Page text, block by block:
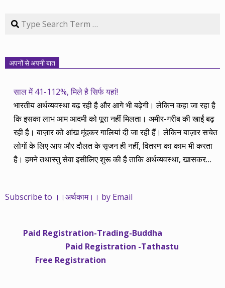
Search
अपनों से अपनी बात
साल में 41-112%, मिले है सिर्फ यहां!
भारतीय अर्थव्यवस्था बढ़ रही है और आगे भी बढ़ेगी। लेकिन कहा जा रहा है
कि इसका लाभ आम आदमी को पूरा नहीं मिलता। अमीर-गरीब की खाईं बढ़
रही है। बाज़ार को आंख मूंदकर गालियां दी जा रही हैं। लेकिन बाज़ार सचेत
लोगों के लिए आय और दौलत के सृजन ही नहीं, वितरण का काम भी करता
है। हमने तथास्तु सेवा इसीलिए शुरू की है ताकि अर्थव्यवस्था, खासकर
महंगाई की दर 10 प्रतिशत से ऊपर रहती है। वे भागकर जाते हैं सोने और
नहीं आती। खुद उनके कितने काम आएगी, यह भी पक्का नहीं। जो पिछले
साढ़े चार सालों से अर्थकाम से जुड़े हैं, वे हमारी ईमानदारी और सत्यनिष्ठा से
भलीभांति वाकिफ हैं। शुरू में हम भी कच्चे थे तो बाज़ार के उस्तादों के जाल
में फंस गए। गलतियां कीं। लेकिन जैसे ही समझ में आया, खटाक से उनसे
Subscribe to ।।अर्थकाम।। by Email
Paid Registration-Trading-Buddha
Paid Registration -Tathastu
Free Registration